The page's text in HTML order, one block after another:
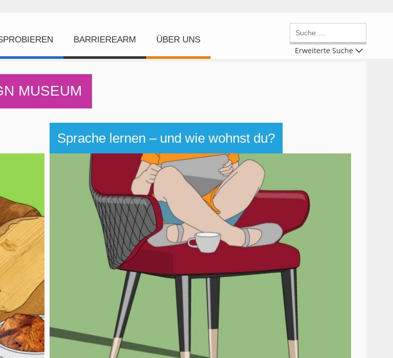
BARRIEREARM
ÜBER UNS
Erweiterte Suche
MUSEUM
Sprache lernen – und wie wohnst du?